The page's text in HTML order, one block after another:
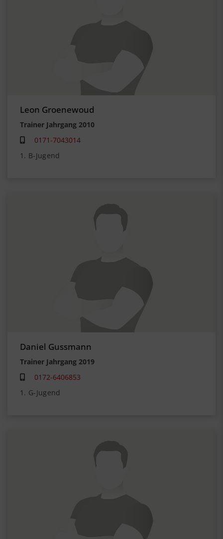
Leon Groenewoud
Trainer Jahrgang 2010
0171-7043014
1. B-Jugend
Daniel Gussmann
Trainer Jahrgang 2019
0172-6406853
1. G-Jugend